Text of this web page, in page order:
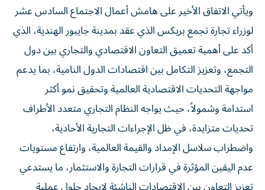
ويأتي الاتفاق الأخير على هامش أعمال الاجتماع السادس عشر
لوزراء تجارة تجمع بريكس الذي عقد بمدينة جايبور الهندية، الذي
أكد على أهمية تعميق التعاون الاقتصادي والتجاري بين دول
التجمع، وتعزيز التكامل بين اقتصادات الدول النامية، بما يدعم
مواجهة التحديات الاقتصادية العالمية وتحقيق نمو أكثر
استدامة وشمولاً، حيث يواجه النظام التجاري متعدد الأطراف
تحديات متزايدة، في ظل الإجراءات التجارية الأحادية،
واضطراب سلاسل الإمداد والقيمة العالمية، وارتفاع مستويات
عدم اليقين المؤثرة في قرارات التجارة والاستثمار، ما يستدعي